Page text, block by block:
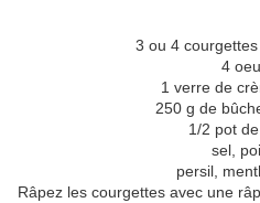
3 ou 4
4
1 verre de
250 g de
1/2 pot
sel,
persil,
Râpez les courgettes avec une